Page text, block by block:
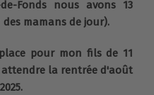
Fonds nous avons 13
des mamans de jour).
pour mon fils de 11
attendre la rentrée d'août